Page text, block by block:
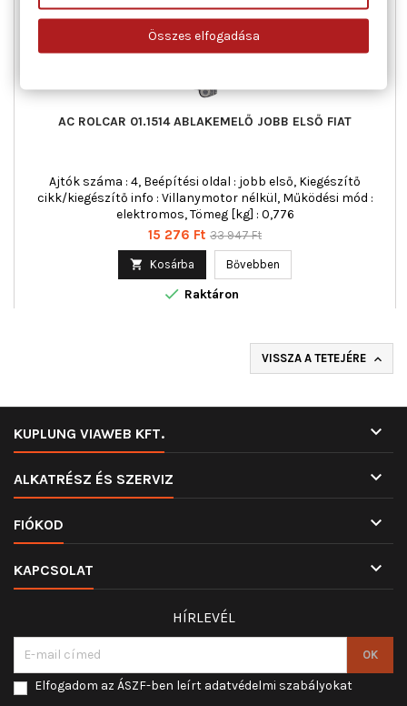
AC ROLCAR 01.1514 ABLAKEMELŐ JOBB ELSŐ FIAT
Ajtók száma : 4, Beépítési oldal : jobb első, Kiegészítő
cikk/kiegészítő info : Villanymotor nélkül, Működési mód :
elektromos, Tömeg [kg] : 0,776
Ár
15 276 Ft Normál
33 947 Ft
 Kosárba Bővebben
 Raktáron
VISSZA A TETEJÉRE 
KUPLUNG VIAWEB KFT. 
ALKATRÉSZ ÉS SZERVIZ 
FIÓKOD 
KAPCSOLAT 
HÍRLEVÉL
Elfogadom az ÁSZF-ben leírt adatvédelmi szabályokat
Összes elfogadása